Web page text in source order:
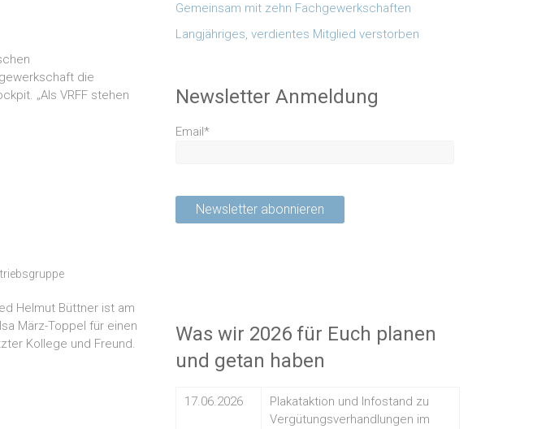
die
„Als VRFF stehen
Helmut Büttner ist am
März-Toppel für einen
Kollege und Freund.
Gemeinsam mit zehn Fachgewerkschaften
Langjähriges, verdientes Mitglied verstorben
Newsletter Anmeldung
Email*
Was wir 2026 für Euch planen
und getan haben
17.06.2026
Plakataktion und Infostand zu
Vergütungsverhandlungen im